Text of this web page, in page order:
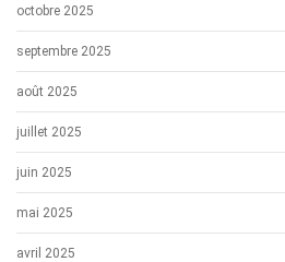
octobre 2025
septembre 2025
août 2025
juillet 2025
juin 2025
mai 2025
avril 2025